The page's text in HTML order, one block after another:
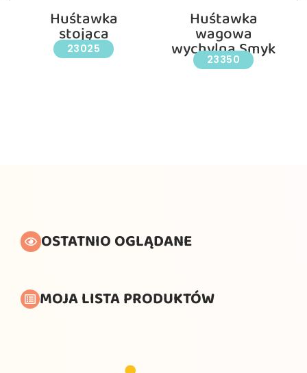
Huśtawka
stojąca
23025
Huśtawka
wagowa
wychylna Smyk
23350
OSTATNIO OGLĄDANE
MOJA LISTA PRODUKTÓW